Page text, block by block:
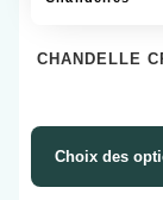
CHANDELLE
Choix des